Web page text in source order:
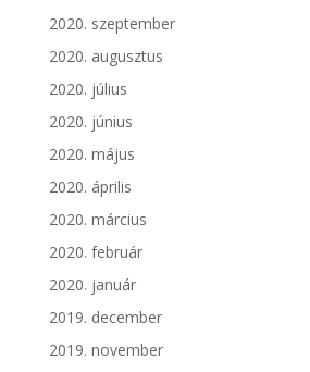
2020. szeptember
2020. augusztus
2020. július
2020. június
2020. május
2020. április
2020. március
2020. február
2020. január
2019. december
2019. november